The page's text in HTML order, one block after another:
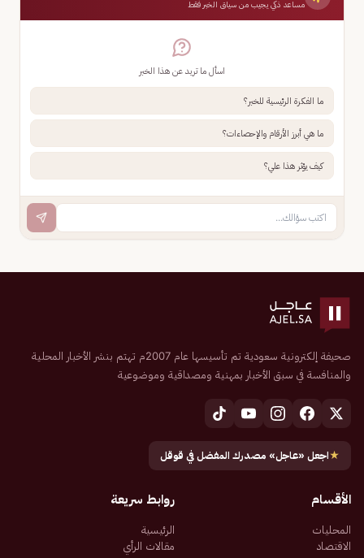
مساعد ذكي يجيب من سياق الخبر فقط
اسأل ما تريد عن هذا الخبر
ما الفكرة الرئيسية للخبر؟
ما هي أبرز الأرقام والإحصاءات؟
كيف يؤثر هذا علي؟
صحيفة إلكترونية سعودية تم تأسيسها عام 2007م تهتم بنشر الأخبار المحلية
والمنافسة في سبق الأخبار بمهنية ومصداقية وموضوعية
★اجعل «عاجل» مصدرك المفضل في قوقل
الأقسام
المحليات
الاقتصاد
روابط سريعة
الرئيسية
مقالات الرأي